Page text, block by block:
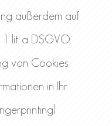
außerdem auf
lit. a DSGVO.
von Cookies
in Ihr